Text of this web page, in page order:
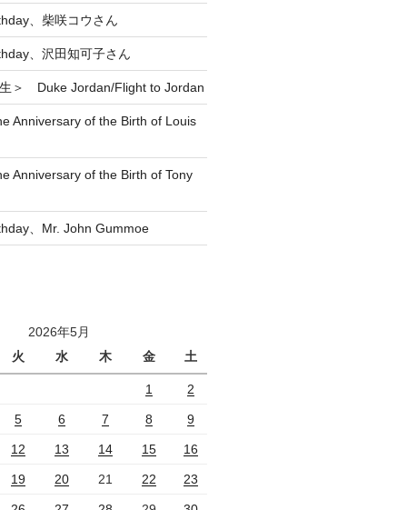
、柴咲コウさん
、沢田知可子さん
＞ Duke Jordan/Flight to Jordan
Anniversary of the Birth of Louis
Anniversary of the Birth of Tony
、Mr. John Gummoe
2026年5月
火
水 木 金 土
1 2
5 6 7 8 9
12 13 14 15 16
19 20 21 22 23